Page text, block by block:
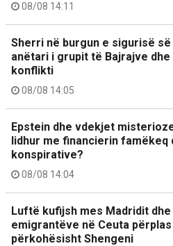
08/08 14:11
Sherri në burgun e sigurisë
anëtari i grupit të Bajrajve
konflikti
08/08 14:05
Epstein dhe vdekjet
lidhur me financierin
konspirative?
08/08 14:04
Luftë kufijsh mes Madridit
emigrantëve në Ceuta
përkohësisht Shengeni